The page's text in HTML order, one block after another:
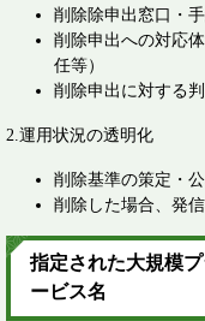
削除除申出窓口・
削除申出への対応
任等）
削除申出に対する
2.運用状況の透明化
削除基準の策定・
削除した場合、発
指定された大規模
ービス名